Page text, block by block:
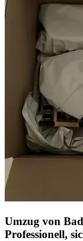
Umzug von
Professionell,